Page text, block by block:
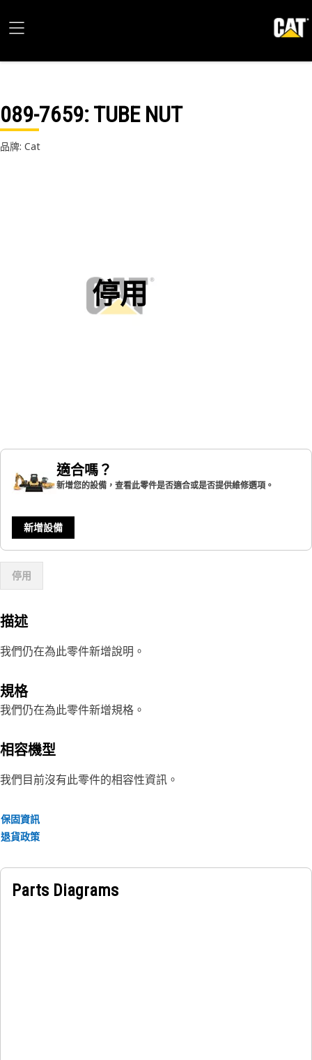
089-7659: TUBE NUT
品牌: Cat
停用
適合嗎？
新增您的設備，查看此零件是否適合或是否提供維修選項。
新增設備
停用
描述
我們仍在為此零件新增說明。
規格
我們仍在為此零件新增規格。
相容機型
我們目前沒有此零件的相容性資訊。
保固資訊
退貨政策
Parts Diagrams